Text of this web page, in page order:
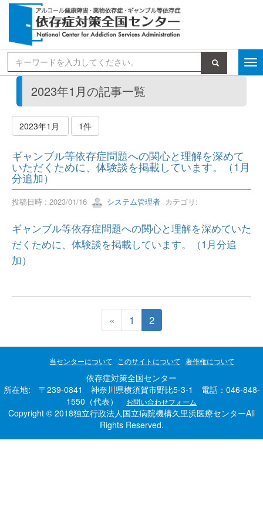
検索
2023年1月の記事一覧
2023年1月 1件
ギャンブル等依存症問題への関心と理解を深めて
いただくために、体験談を掲載しています。（1月
分追加）
投稿日時 : 2023/01/16 システム管理者 カテゴリ:
ギャンブル等依存症問題への関心と理解を深めていた
だくために、体験談を掲載しています。（1月分追
加）
« 1 2
当センターについて このサイトについて 著作権について
依存症対策全国センター
所在地: 〒239-0841 神奈川県横須賀市野比5-3-1 電話：046-848-
1550（代表）
お問い合わせフォーム
Copyright © 2018独立行政法人国立病院機構久里浜医療センターAll
Rights Reserved.